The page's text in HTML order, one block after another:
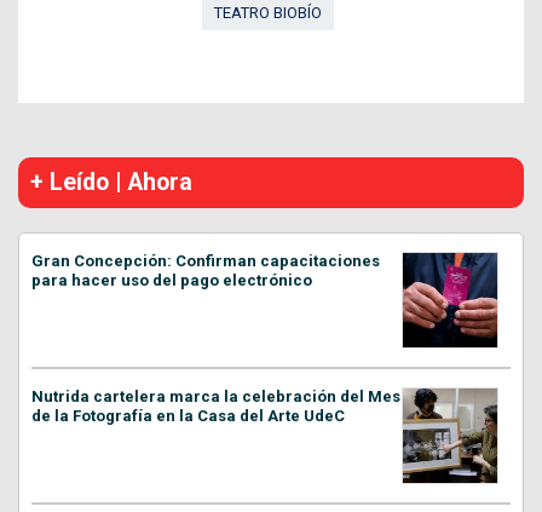
TEATRO BIOBÍO
+ Leído | Ahora
Gran Concepción: Confirman capacitaciones
para hacer uso del pago electrónico
Nutrida cartelera marca la celebración del Mes
de la Fotografía en la Casa del Arte UdeC